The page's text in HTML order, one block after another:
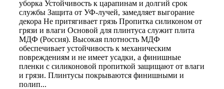
уборка Устойчивость к царапинам и долгий срок
службы Защита от УФ-лучей, замедляет выгорание
декора Не притягивает грязь Пропитка силиконом от
грязи и влаги Основой для плинтуса служит плита
МДФ (Россия). Высокая плотность МДФ
обеспечивает устойчивость к механическим
повреждениям и не имеет усадки, а финишные
пленки с силиконовой пропиткой защищают от влаги
и грязи. Плинтусы покрываются финишными и
полип...